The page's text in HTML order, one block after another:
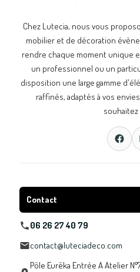
Chez Lutecia, nous vous
mobilier et de décoration
rendre chaque moment unique
un professionnel ou un
disposition une large gamme
raffinés, adaptés à vos
souhaitez
Contact
06 26 27 40 79
contact@luteciadeco.com
Pôle Eurêka Entrée A Atelier